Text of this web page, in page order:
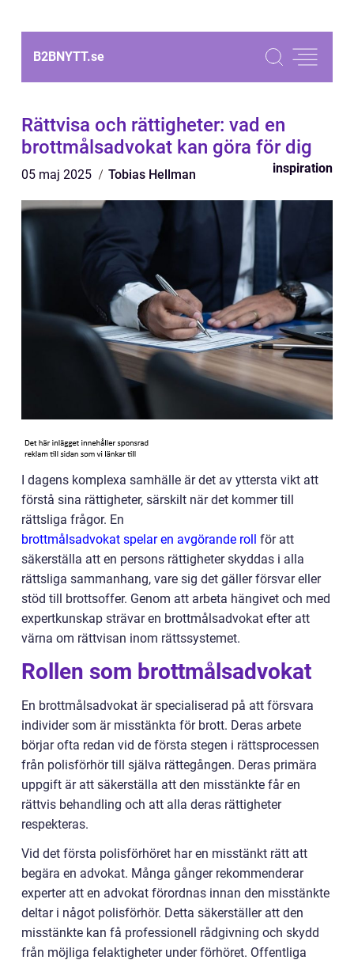
B2BNYTT.se
Rättvisa och rättigheter: vad en
brottmålsadvokat kan göra för dig
05 maj 2025 Tobias Hellman inspiration
I dagens komplexa samhälle är det av yttersta vikt att
förstå sina rättigheter, särskilt när det kommer till
rättsliga frågor. En
brottmålsadvokat spelar en avgörande roll för att
säkerställa att en persons rättigheter skyddas i alla
rättsliga sammanhang, vare sig det gäller försvar eller
stöd till brottsoffer. Genom att arbeta hängivet och med
expertkunskap strävar en brottmålsadvokat efter att
värna om rättvisan inom rättssystemet.
Rollen som brottmålsadvokat
En brottmålsadvokat är specialiserad på att försvara
individer som är misstänkta för brott. Deras arbete
börjar ofta redan vid de första stegen i rättsprocessen
från polisförhör till själva rättegången. Deras primära
uppgift är att säkerställa att den misstänkte får en
rättvis behandling och att alla deras rättigheter
respekteras.
Vid det första polisförhöret har en misstänkt rätt att
begära en advokat. Många gånger rekommenderar
experter att en advokat förordnas innan den misstänkte
deltar i något polisförhör. Detta säkerställer att den
misstänkte kan få professionell rådgivning och skydd
från möjliga felaktigheter under förhöret. Offentliga